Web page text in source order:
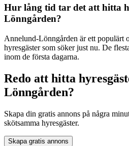
Hur lång tid tar det att hitta
Lönngården?
Annelund-Lönngården är ett populärt
hyresgäster som söker just nu. De
inom de första dagarna.
Redo att hitta
Lönngården?
Skapa din gratis annons på några
skötsamma hyresgäster.
Skapa gratis annons